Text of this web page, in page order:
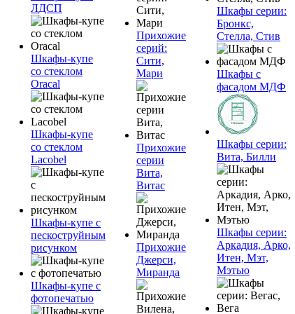
ЛДСП
Шкафы-купе
со стеклом
Oracal
Шкафы-купе
со стеклом
Lacobel
Шкафы-купе с
пескоструйным
рисунком
Шкафы-купе с
фотопечатью
Прихожие
серий:
Сити,
Мари
Прихожие
серии
Вита,
Витас
Прихожие
Джерси,
Миранда
Шкафы серии:
Бронкс,
Стелла, Стив
Шкафы с
фасадом МДФ
Шкафы серии:
Вита, Билли
Шкафы серии:
Аркадия, Арко,
Итен, Мэт,
Мэтью